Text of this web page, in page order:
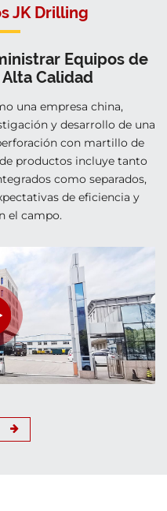
JK Drilling
Equipos de
Calidad
una empresa china,
y desarrollo de una
con martillo de
productos incluye tanto
como separados,
de eficiencia y
el campo.